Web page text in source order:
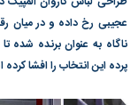
عجیبی رخ داده و در میان
پرده این انتخاب را افشا